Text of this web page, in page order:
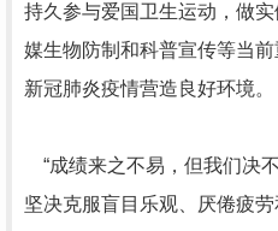
持久参与爱国卫生运动，做
媒生物防制和科普宣传等当
新冠肺炎疫情营造良好环境。
“成绩来之不易，但我们决
坚决克服盲目乐观、厌倦疲